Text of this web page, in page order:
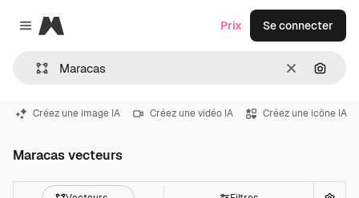
Close menu
Magnific
Effacer
Prix Se connecter
Créez une image IA Créez une vidéo IA Créez une icône IA
Maracas vecteurs